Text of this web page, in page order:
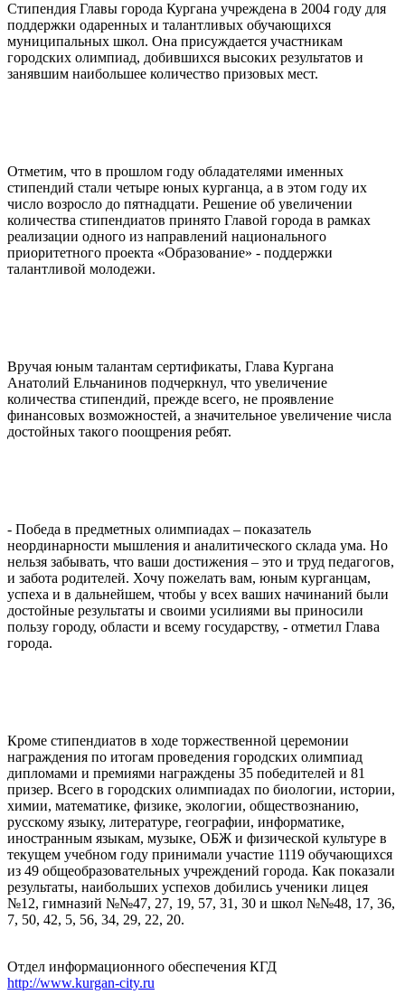
Стипендия Главы города Кургана учреждена в 2004 году для
поддержки одаренных и талантливых обучающихся
муниципальных школ. Она присуждается участникам
городских олимпиад, добившихся высоких результатов и
занявшим наибольшее количество призовых мест.
Отметим, что в прошлом году обладателями именных
стипендий стали четыре юных курганца, а в этом году их
число возросло до пятнадцати. Решение об увеличении
количества стипендиатов принято Главой города в рамках
реализации одного из направлений национального
приоритетного проекта «Образование» - поддержки
талантливой молодежи.
Вручая юным талантам сертификаты, Глава Кургана
Анатолий Ельчанинов подчеркнул, что увеличение
количества стипендий, прежде всего, не проявление
финансовых возможностей, а значительное увеличение числа
достойных такого поощрения ребят.
- Победа в предметных олимпиадах – показатель
неординарности мышления и аналитического склада ума. Но
нельзя забывать, что ваши достижения – это и труд педагогов,
и забота родителей. Хочу пожелать вам, юным курганцам,
успеха и в дальнейшем, чтобы у всех ваших начинаний были
достойные результаты и своими усилиями вы приносили
пользу городу, области и всему государству, - отметил Глава
города.
Кроме стипендиатов в ходе торжественной церемонии
награждения по итогам проведения городских олимпиад
дипломами и премиями награждены 35 победителей и 81
призер. Всего в городских олимпиадах по биологии, истории,
химии, математике, физике, экологии, обществознанию,
русскому языку, литературе, географии, информатике,
иностранным языкам, музыке, ОБЖ и физической культуре в
текущем учебном году принимали участие 1119 обучающихся
из 49 общеобразовательных учреждений города. Как показали
результаты, наибольших успехов добились ученики лицея
№12, гимназий №№47, 27, 19, 57, 31, 30 и школ №№48, 17, 36,
7, 50, 42, 5, 56, 34, 29, 22, 20.
Отдел информационного обеспечения КГД
http://www.kurgan-city.ru